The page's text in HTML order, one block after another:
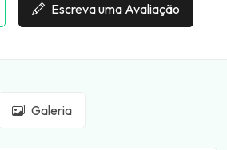
Escreva uma Avaliação
Galeria